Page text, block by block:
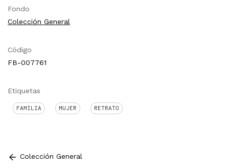
Fondo
Colección General
Código
FB-007761
Etiquetas
FAMILIA MUJER RETRATO
Colección General